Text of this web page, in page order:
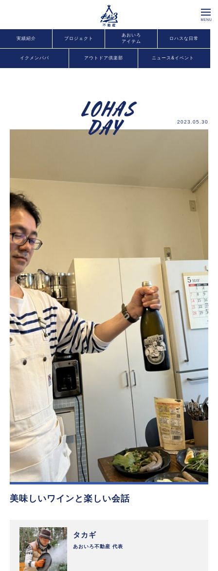
実績紹介 プロジェクト
あおいろ
アイテム
ロハスな日常
イクメンパパ アウトドア倶楽部 ニュース&イベント
2023.05.30
美味しいワインと楽しい会話
タカギ
あおいろ不動産 代表